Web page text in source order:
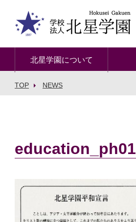
北星学園について
TOP NEWS
education_ph01